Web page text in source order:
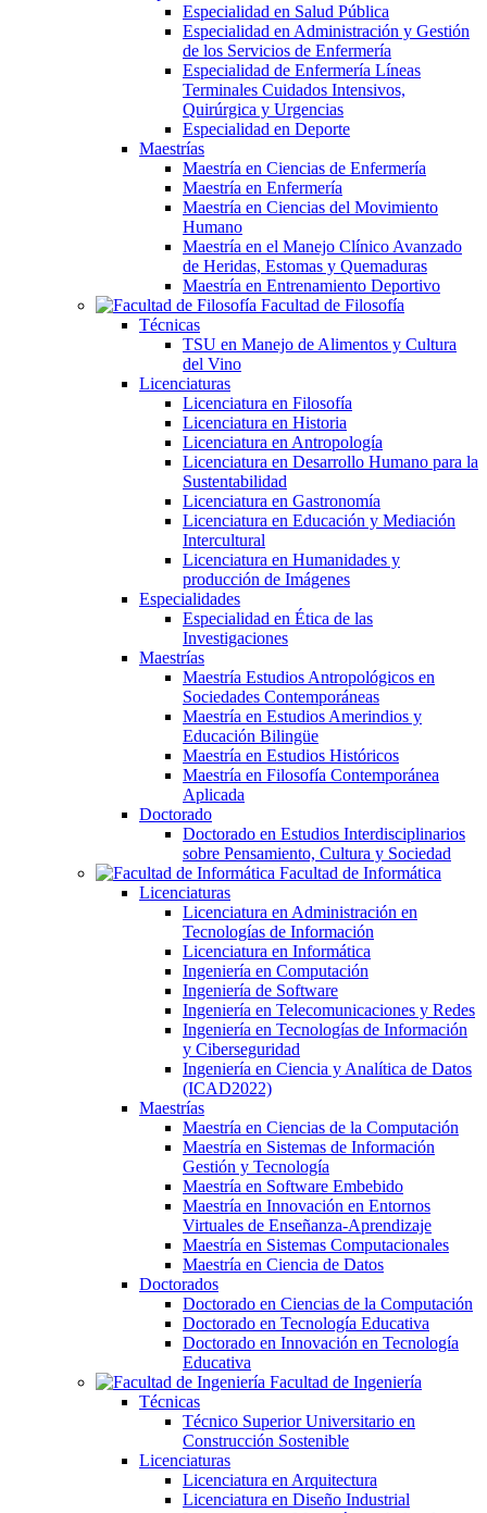
Especialidad en Salud Pública
Especialidad en Administración y Gestión
de los Servicios de Enfermería
Especialidad de Enfermería Líneas
Terminales Cuidados Intensivos,
Quirúrgica y Urgencias
Especialidad en Deporte
Maestrías
Maestría en Ciencias de Enfermería
Maestría en Enfermería
Maestría en Ciencias del Movimiento
Humano
Maestría en el Manejo Clínico Avanzado
de Heridas, Estomas y Quemaduras
Maestría en Entrenamiento Deportivo
Facultad de Filosofía
Técnicas
TSU en Manejo de Alimentos y Cultura
del Vino
Licenciaturas
Licenciatura en Filosofía
Licenciatura en Historia
Licenciatura en Antropología
Licenciatura en Desarrollo Humano para la
Sustentabilidad
Licenciatura en Gastronomía
Licenciatura en Educación y Mediación
Intercultural
Licenciatura en Humanidades y
producción de Imágenes
Especialidades
Especialidad en Ética de las
Investigaciones
Maestrías
Maestría Estudios Antropológicos en
Sociedades Contemporáneas
Maestría en Estudios Amerindios y
Educación Bilingüe
Maestría en Estudios Históricos
Maestría en Filosofía Contemporánea
Aplicada
Doctorado
Doctorado en Estudios Interdisciplinarios
sobre Pensamiento, Cultura y Sociedad
Facultad de Informática
Licenciaturas
Licenciatura en Administración en
Tecnologías de Información
Licenciatura en Informática
Ingeniería en Computación
Ingeniería de Software
Ingeniería en Telecomunicaciones y Redes
Ingeniería en Tecnologías de Información
y Ciberseguridad
Ingeniería en Ciencia y Analítica de Datos
(ICAD2022)
Maestrías
Maestría en Ciencias de la Computación
Maestría en Sistemas de Información
Gestión y Tecnología
Maestría en Software Embebido
Maestría en Innovación en Entornos
Virtuales de Enseñanza-Aprendizaje
Maestría en Sistemas Computacionales
Maestría en Ciencia de Datos
Doctorados
Doctorado en Ciencias de la Computación
Doctorado en Tecnología Educativa
Doctorado en Innovación en Tecnología
Educativa
Facultad de Ingeniería
Técnicas
Técnico Superior Universitario en
Construcción Sostenible
Licenciaturas
Licenciatura en Arquitectura
Licenciatura en Diseño Industrial